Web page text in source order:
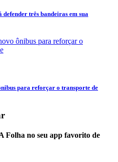
três bandeiras em sua
para reforçar o transporte de
Folha no seu app favorito de